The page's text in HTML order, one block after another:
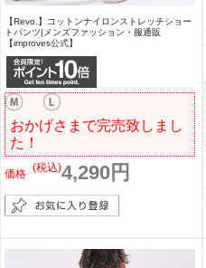
【Revo.】コットンナイロンストレッチショー
トパンツ|メンズファッション・服通販
【improves公式】
おかげさまで完売致しまし
た！
価格 4,290円
(税込)